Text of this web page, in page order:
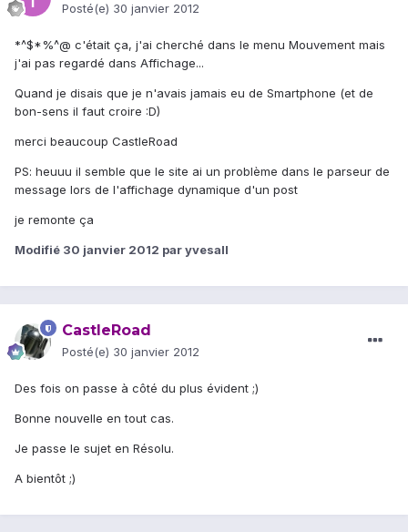
Posté(e) 30 janvier 2012
*^$*%^@ c'était ça, j'ai cherché dans le menu Mouvement mais
j'ai pas regardé dans Affichage...
Quand je disais que je n'avais jamais eu de Smartphone (et de
bon-sens il faut croire :D)
merci beaucoup CastleRoad
PS: heuuu il semble que le site ai un problème dans le parseur de
message lors de l'affichage dynamique d'un post
je remonte ça
Modifié 30 janvier 2012 par yvesall
CastleRoad
Posté(e) 30 janvier 2012
Des fois on passe à côté du plus évident ;)
Bonne nouvelle en tout cas.
Je passe le sujet en Résolu.
A bientôt ;)